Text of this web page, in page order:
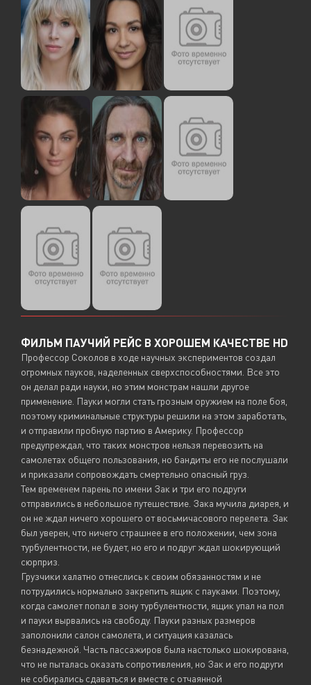
ФИЛЬМ ПАУЧИЙ РЕЙС В ХОРОШЕМ КАЧЕСТВЕ HD
Профессор Соколов в ходе научных экспериментов создал
огромных пауков, наделенных сверхспособностями. Все это
он делал ради науки, но этим монстрам нашли другое
применение. Пауки могли стать грозным оружием на поле боя,
поэтому криминальные структуры решили на этом заработать,
и отправили пробную партию в Америку. Профессор
предупреждал, что таких монстров нельзя перевозить на
самолетах общего пользования, но бандиты его не послушали
и приказали сопровождать смертельно опасный груз.
Тем временем парень по имени Зак и три его подруги
отправились в небольшое путешествие. Зака мучила диарея, и
он не ждал ничего хорошего от восьмичасового перелета. Зак
был уверен, что ничего страшнее в его положении, чем зона
турбулентности, не будет, но его и подруг ждал шокирующий
сюрприз.
Грузчики халатно отнеслись к своим обязанностям и не
потрудились нормально закрепить ящик с пауками. Поэтому,
когда самолет попал в зону турбулентности, ящик упал на пол
и пауки вырвались на свободу. Пауки разных размеров
заполонили салон самолета, и ситуация казалась
безнадежной. Часть пассажиров была настолько шокирована,
что не пыталась оказать сопротивления, но Зак и его подруги
не собирались сдаваться и вместе с отчаянной